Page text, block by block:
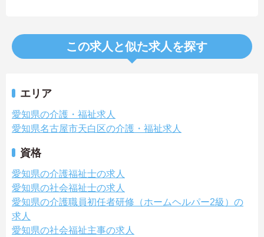
この求人と似た求人を探す
エリア
愛知県の介護・福祉求人
愛知県名古屋市天白区の介護・福祉求人
資格
愛知県の介護福祉士の求人
愛知県の社会福祉士の求人
愛知県の介護職員初任者研修（ホームヘルパー2級）の
求人
愛知県の社会福祉主事の求人